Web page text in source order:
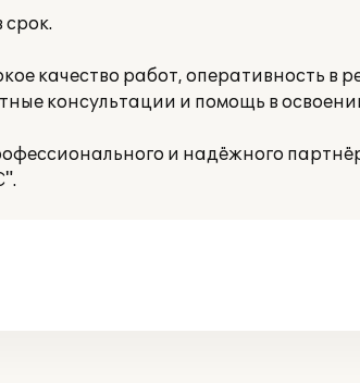
срок.
качество работ, оперативность в
консультации и помощь в
и надёжного